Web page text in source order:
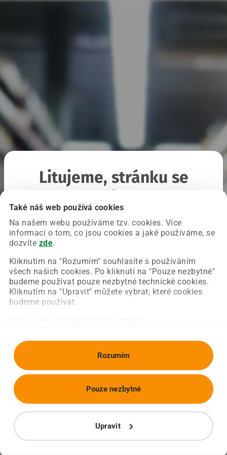
Také náš web používá cookies
Na našem webu používáme tzv. cookies. Více
informací o tom, co jsou cookies a jaké používáme, se
dozvíte zde.
Kliknutím na "Rozumím" souhlasíte s používáním
všech našich cookies. Po kliknutí na "Pouze nezbytné"
budeme používat pouze nezbytné technické cookies.
Kliknutím na "Upravit" můžete vybrat, které cookies
budeme používat.
Rozumím
Upravit
Pouze nezbytné
Litujeme, stránku se
Chyba nastala na naší straně a už ji opravujeme.
Zkuste prosím znovu načíst požadovanou stránku.
Obnovit stránku Úvodní strana